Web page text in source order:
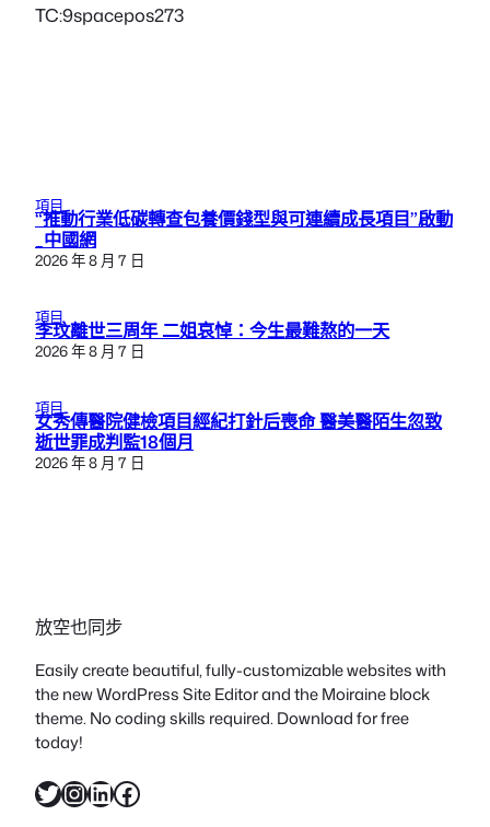
TC:9spacepos273
項目
“推動行業低碳轉查包養價錢型與可連續成長項目”啟動
_中國網
2026 年 8 月 7 日
項目
李玟離世三周年 二姐哀悼：今生最難熬的一天
2026 年 8 月 7 日
項目
女秀傳醫院健檢項目經紀打針后喪命 醫美醫陌生忽致
逝世罪成判監18個月
2026 年 8 月 7 日
放空也同步
Easily create beautiful, fully-customizable websites with
the new WordPress Site Editor and the Moiraine block
theme. No coding skills required. Download for free
today!
X InstagramLinkedIn Facebook